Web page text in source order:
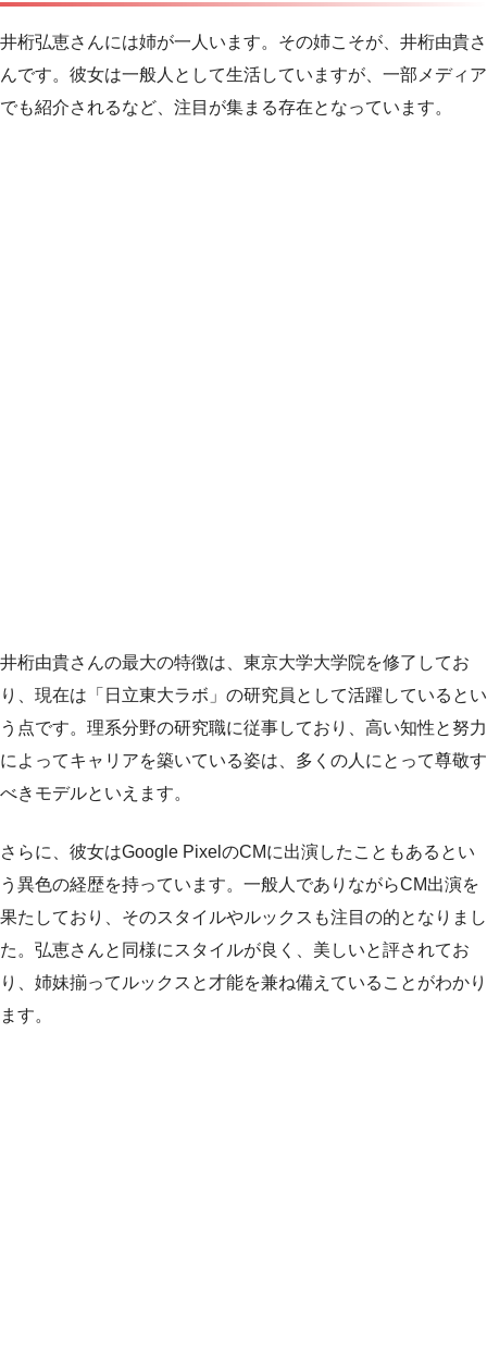
井桁弘恵さんには姉が一人います。その姉こそが、井桁由貴さ
んです。彼女は一般人として生活していますが、一部メディア
でも紹介されるなど、注目が集まる存在となっています。
井桁由貴さんの最大の特徴は、東京大学大学院を修了してお
り、現在は「日立東大ラボ」の研究員として活躍しているとい
う点です。理系分野の研究職に従事しており、高い知性と努力
によってキャリアを築いている姿は、多くの人にとって尊敬す
べきモデルといえます。
さらに、彼女はGoogle PixelのCMに出演したこともあるとい
う異色の経歴を持っています。一般人でありながらCM出演を
果たしており、そのスタイルやルックスも注目の的となりまし
た。弘恵さんと同様にスタイルが良く、美しいと評されてお
り、姉妹揃ってルックスと才能を兼ね備えていることがわかり
ます。